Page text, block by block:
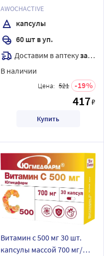
массой 770 мг
AWOCHACTIVE
капсулы
60 шт в уп.
Доставим в аптекузавтра
В наличии
Цена: 521 19
417₽
Купить
Витамин с 500 мг 30 шт.
капсулы массой 700 мг/